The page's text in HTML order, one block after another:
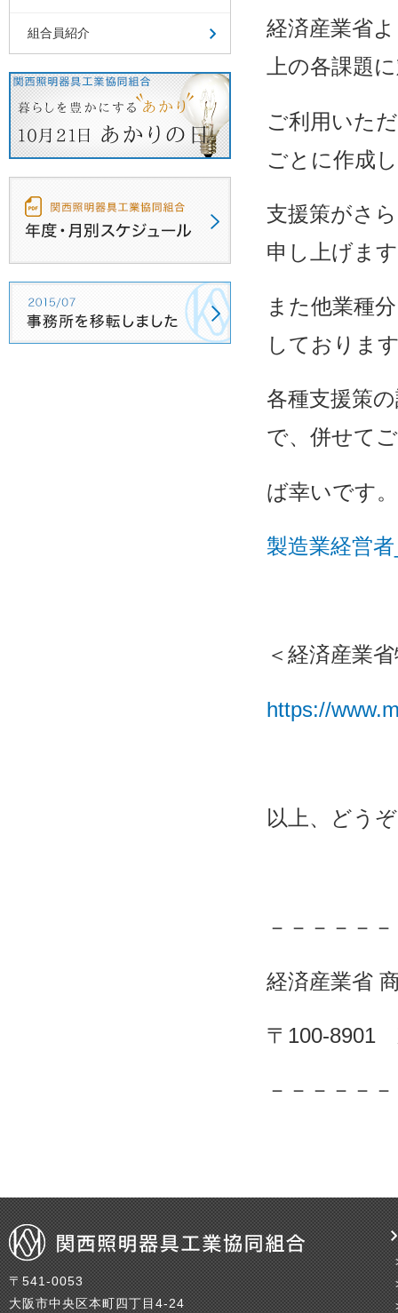
経済産業省
上の各課題
ご利用いた
ごとに作成
支援策がさ
申し上げま
また他業種
しておりま
各種支援策
で、併せて
ば幸いです。
製造業経営
＜経済産業
https://
以上、どう
－－－－－
経済産業省
〒100-8901
－－－－－
組合員紹介
〒541-0053
大阪市中央区本町四丁目4-24